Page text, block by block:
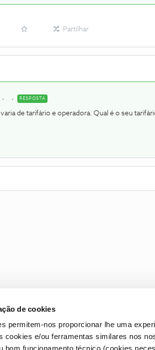
de cookies
permitem-nos proporcionar lhe uma
cookies e/ou ferramentas similares nos
Partilhar
RESPOSTA
de tarifário e operadora. Qual é o seu